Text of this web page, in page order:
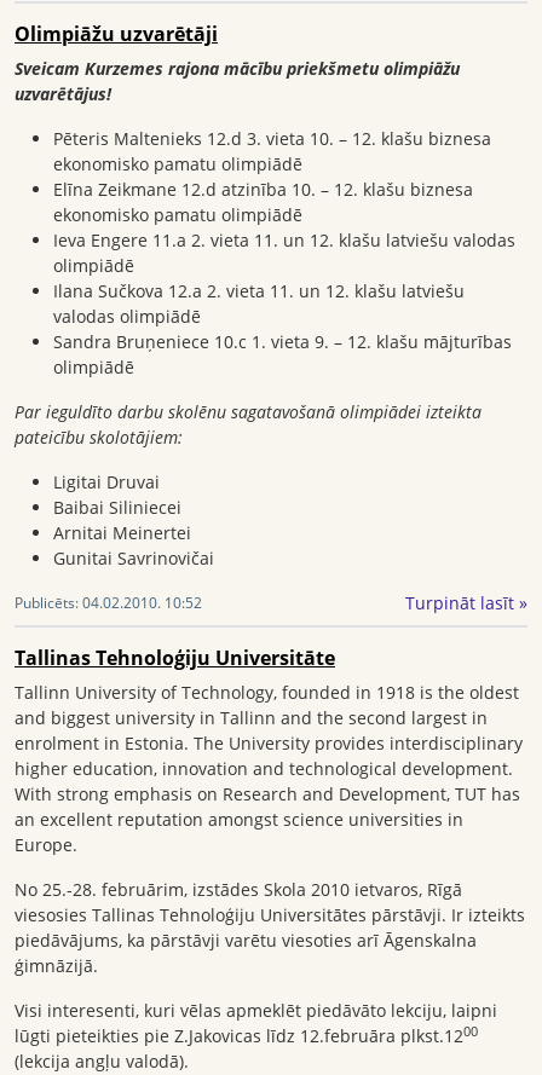
Olimpiāžu uzvarētāji
Sveicam Kurzemes rajona mācību priekšmetu olimpiāžu
uzvarētājus!
Pēteris Maltenieks 12.d 3. vieta 10. – 12. klašu biznesa
ekonomisko pamatu olimpiādē
Elīna Zeikmane 12.d atzinība 10. – 12. klašu biznesa
ekonomisko pamatu olimpiādē
Ieva Engere 11.a 2. vieta 11. un 12. klašu latviešu valodas
olimpiādē
Ilana Sučkova 12.a 2. vieta 11. un 12. klašu latviešu
valodas olimpiādē
Sandra Bruņeniece 10.c 1. vieta 9. – 12. klašu mājturības
olimpiādē
Par ieguldīto darbu skolēnu sagatavošanā olimpiādei izteikta
pateicību skolotājiem:
Ligitai Druvai
Baibai Siliniecei
Arnitai Meinertei
Gunitai Savrinovičai
Publicēts:04.02.2010. 10:52 Turpināt lasīt »
Tallinas Tehnoloģiju Universitāte
Tallinn University of Technology, founded in 1918 is the oldest
and biggest university in Tallinn and the second largest in
enrolment in Estonia. The University provides interdisciplinary
higher education, innovation and technological development.
With strong emphasis on Research and Development, TUT has
an excellent reputation amongst science universities in
Europe.
No 25.-28. februārim, izstādes Skola 2010 ietvaros, Rīgā
viesosies Tallinas Tehnoloģiju Universitātes pārstāvji. Ir izteikts
piedāvājums, ka pārstāvji varētu viesoties arī Āgenskalna
ģimnāzijā.
Visi interesenti, kuri vēlas apmeklēt piedāvāto lekciju, laipni
lūgti pieteikties pie Z.Jakovicas līdz 12.februāra plkst.1200
(lekcija angļu valodā).